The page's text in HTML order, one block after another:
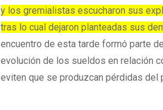
y los gremialistas escucharon sus
tras lo cual dejaron planteadas sus
encuentro de esta tarde formó parte
evolución de los sueldos en relación
eviten que se produzcan pérdidas